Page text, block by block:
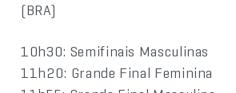
(BRA)
10h30: Semifinais Masculinas
11h20: Grande Final Feminina